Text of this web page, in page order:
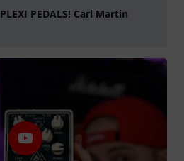
PEDALS! Carl Martin